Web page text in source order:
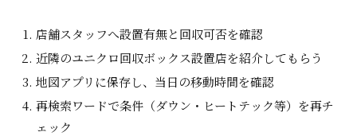
店舗スタッフへ設置有無と回収可否を確認
近隣のユニクロ回収ボックス設置店を紹介してもらう
地図アプリに保存し、当日の移動時間を確認
再検索ワードで条件（ダウン・ヒートテック等）を再チ
ェック